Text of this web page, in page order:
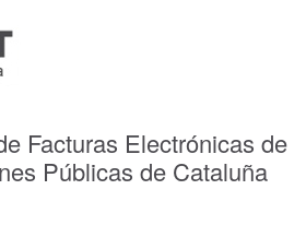
Facturas Electrónicas de
Públicas de Cataluña